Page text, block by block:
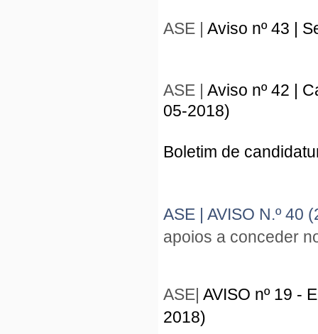
ASE | Aviso nº 43 |
ASE | Aviso nº 42 |
05-2018)
Boletim de
ASE | AVISO N.º 40
apoios a conceder
ASE| AVISO nº 19 -
2018)